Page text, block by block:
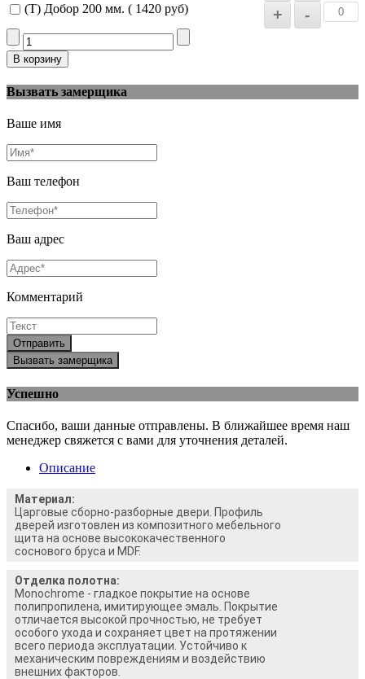
(Т) Добор 200 мм. ( 1420 руб)
Вызвать замерщика
Ваше имя
Ваш телефон
Ваш адрес
Комментарий
Отправить
Вызвать замерщика
Успешно
Спасибо, ваши данные отправлены. В ближайшее время наш
менеджер свяжется с вами для уточнения деталей.
Описание
Материал:
Царговые сборно-разборные двери. Профиль
дверей изготовлен из композитного мебельного
щита на основе высококачественного
соснового бруса и MDF.
Отделка полотна:
Monochrome - гладкое покрытие на основе
полипропилена, имитирующее эмаль. Покрытие
отличается высокой прочностью, не требует
особого ухода и сохраняет цвет на протяжении
всего периода эксплуатации. Устойчиво к
механическим повреждениям и воздействию
внешних факторов.